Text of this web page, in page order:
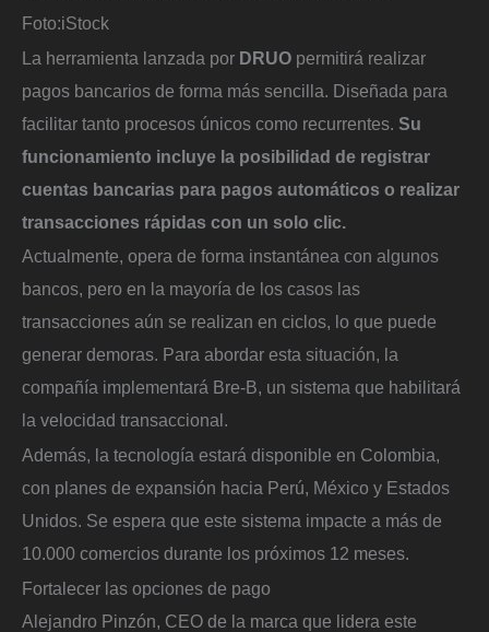
Foto:iStock
La herramienta lanzada por DRUO permitirá realizar
pagos bancarios de forma más sencilla. Diseñada para
facilitar tanto procesos únicos como recurrentes. Su
funcionamiento incluye la posibilidad de registrar
cuentas bancarias para pagos automáticos o realizar
transacciones rápidas con un solo clic.
Actualmente, opera de forma instantánea con algunos
bancos, pero en la mayoría de los casos las
transacciones aún se realizan en ciclos, lo que puede
generar demoras. Para abordar esta situación, la
compañía implementará Bre-B, un sistema que habilitará
la velocidad transaccional.
Además, la tecnología estará disponible en Colombia,
con planes de expansión hacia Perú, México y Estados
Unidos. Se espera que este sistema impacte a más de
10.000 comercios durante los próximos 12 meses.
Fortalecer las opciones de pago
Alejandro Pinzón, CEO de la marca que lidera este